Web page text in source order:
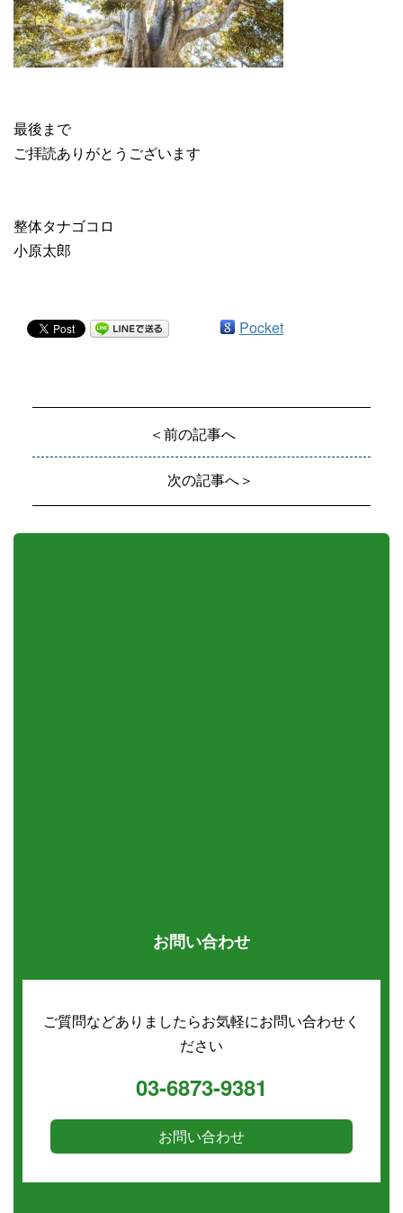
最後まで
ご拝読ありがとうございます
整体タナゴコロ
小原太郎
Pocket
＜前の記事へ
次の記事へ＞
お問い合わせ
ご質問などありましたらお気軽にお問い合わせく
ださい
03-6873-9381
お問い合わせ